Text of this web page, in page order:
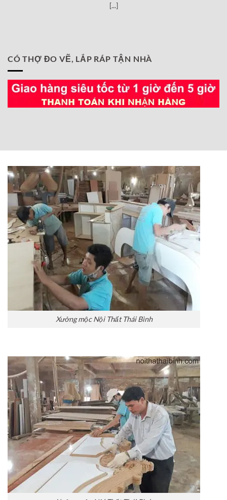
[...]
CÓ THỢ ĐO VẼ, LẮP RÁP TẬN NHÀ
Xưởng mộc Nội Thất Thái Bình